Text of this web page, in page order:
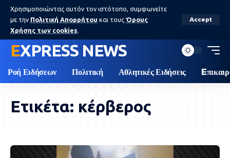
Χρησιμοποιώντας αυτόν τον ιστότοπο, συμφωνείτε
με την Πολιτική Απορρήτου και τους Όρους
Χρήσης των cookies.
Accept
EXPRESS NEWS
Ροή Ειδήσεων Πολιτική Αθλητικές Ειδήσεις
Ετικέτα: κέρβερος